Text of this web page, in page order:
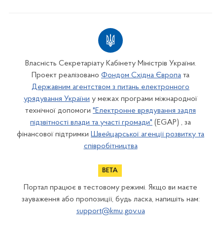
Власність Секретаріату Кабінету Міністрів України.
Проект реалізовано Фондом Східна Європа та
Державним агентством з питань електронного
урядування України у межах програми міжнародної
технічної допомоги "Електронне врядування задля
підзвітності влади та участі громади" (EGAP) , за
фінансової підтримки Швейцарської агенції розвитку та
співробітництва
Портал працює в тестовому режимі. Якщо ви маєте
зауваження або пропозиції, будь ласка, напишіть нам:
support@kmu.gov.ua